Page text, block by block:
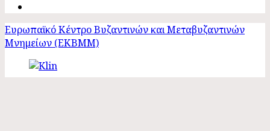
Ευρωπαϊκό Κέντρο Βυζαντινών και Μεταβυζαντινών
Μνημείων (ΕΚΒΜΜ)